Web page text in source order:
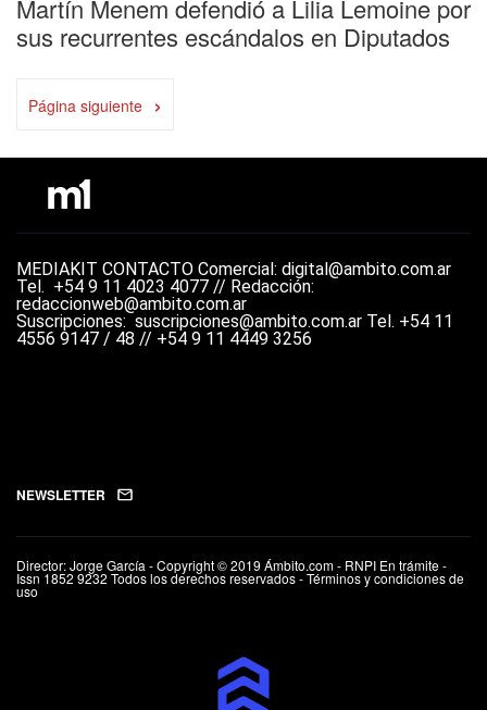
Martín Menem defendió a Lilia Lemoine por
sus recurrentes escándalos en Diputados
Página siguiente ›
MEDIAKIT CONTACTO Comercial: digital@ambito.com.ar
Tel. +54 9 11 4023 4077 // Redacción:
redaccionweb@ambito.com.ar
Suscripciones: suscripciones@ambito.com.ar Tel. +54 11
4556 9147 / 48 // +54 9 11 4449 3256
NEWSLETTER
Director: Jorge García - Copyright © 2019 Ámbito.com - RNPI En trámite -
Issn 1852 9232 Todos los derechos reservados - Términos y condiciones de
uso